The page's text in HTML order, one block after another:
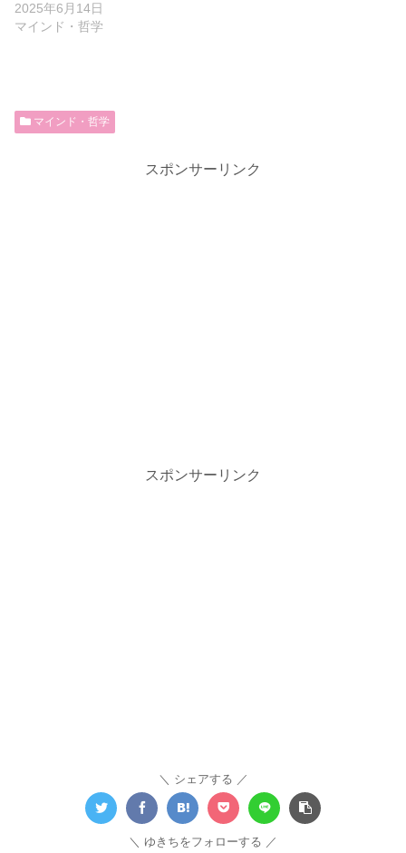
2025年6月14日
マインド・哲学
マインド・哲学
スポンサーリンク
スポンサーリンク
シェアする
ゆきちをフォローする